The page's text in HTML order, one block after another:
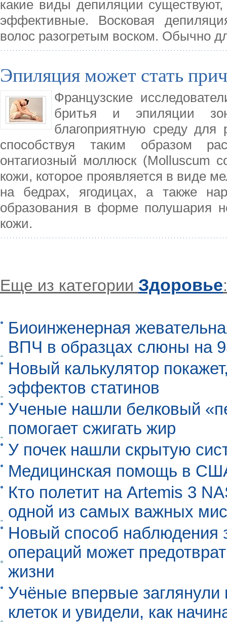
какие виды депиляции
эффективные. Восковая
волос разогретым воском. Обычно
Эпиляция может стать
Французские
бритья и эпиляции
благоприятную среду для
способствуя таким образом
онтагиозный моллюск (Molluscum
кожи, которое проявляется в виде
на бедрах, ягодицах, а также
образования в форме полушария
кожи.
Еще из категории Здоровье:
Биоинженерная
ВПЧ в образцах слюны на
Новый калькулятор
эффектов статинов
Ученые нашли белковый
помогает сжигать жир
У почек нашли скрытую
Медицинская помощь в
Кто полетит на Artemis 3
одной из самых важных
Новый способ наблюдения
операций может
жизни
Учёные впервые
клеток и увидели, как